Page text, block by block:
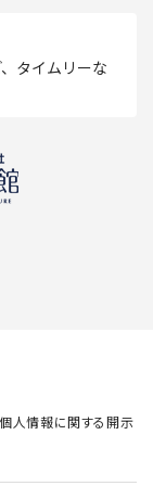
タイムリーな
個人情報に関する開示